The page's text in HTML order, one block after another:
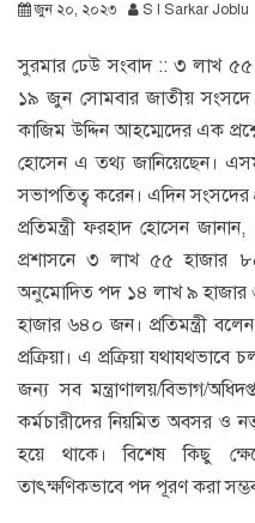
জুন ২০, ২০২৩ S I Sarkar Joblu
সুরমার ঢেউ সংবাদ :: ৩ লাখ ৫৫
১৯ জুন সোমবার জাতীয় সংসদে
কাজিম উদ্দিন আহম্মেদের এক
হোসেন এ তথ্য জানিয়েছেন।
সভাপতিত্ব করেন। এদিন সংসদের
প্রতিমন্ত্রী ফরহাদ হোসেন
প্রশাসনে ৩ লাখ ৫৫ হাজার
অনুমোদিত পদ ১৪ লাখ ৯ হাজার
হাজার ৬৪০ জন। প্রতিমন্ত্রী
প্রক্রিয়া। এ প্রক্রিয়া
জন্য সব মন্ত্রাণালয়/বিভাগ/
কর্মচারীদের নিয়মিত অবসর ও
হয়ে থাকে। বিশেষ কিছু
তাৎক্ষণিকভাবে পদ পূরণ করা